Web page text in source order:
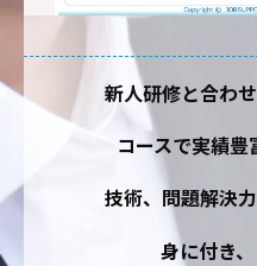
新人研修と合わ
コースで実績豊
技術、問題解決
身に付き、